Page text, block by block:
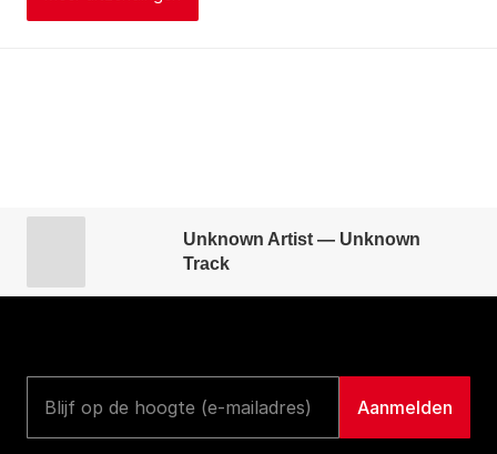
Unknown Artist — Unknown
Track